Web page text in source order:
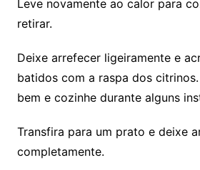
Leve novamente ao calor para
retirar.
Deixe arrefecer ligeiramente e
batidos com a raspa dos
bem e cozinhe durante alguns
Transfira para um prato e deixe
completamente.